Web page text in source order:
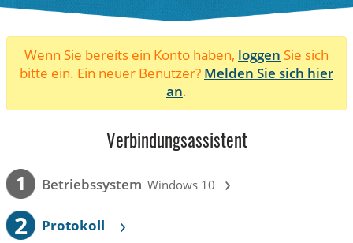
Wenn Sie bereits ein Konto haben, loggen Sie sich
bitte ein. Ein neuer Benutzer? Melden Sie sich hier
an.
Verbindungsassistent
1 Betriebssystem Windows 10 ›
2 Protokoll ›